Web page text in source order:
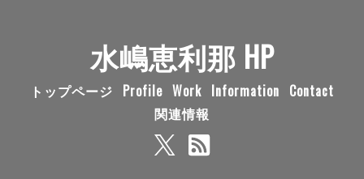
水嶋恵利那 HP
トップページ Profile Work Information Contact
関連情報